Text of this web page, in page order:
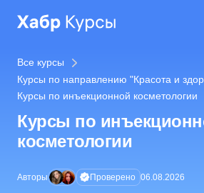
Все курсы
Курсы по направлению "Красота и
Курсы по инъекционной косметологии
Курсы по
косметологии
Авторы Проверено 06.08.2026